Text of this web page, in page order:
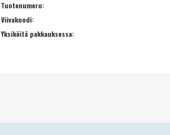
Tuotenumero:
Viivakoodi:
Yksiköitä pakkauksessa: